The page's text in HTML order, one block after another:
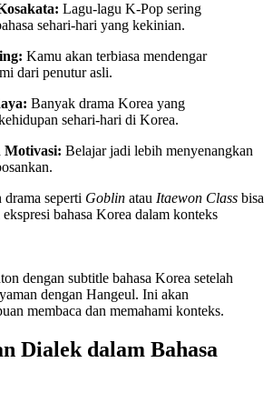
Lagu-lagu K-Pop sering
sehari-hari yang kekinian.
Kamu akan terbiasa mendengar
dari penutur asli.
Banyak drama Korea yang
sehari-hari di Korea.
Motivasi: Belajar jadi lebih menyenangkan
seperti Goblin atau Itaewon Class bisa
bahasa Korea dalam konteks
dengan subtitle bahasa Korea setelah
dengan Hangeul. Ini akan
membaca dan memahami konteks.
Dialek dalam Bahasa